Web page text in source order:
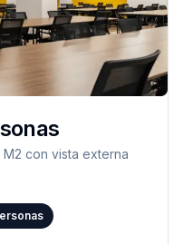
con vista externa